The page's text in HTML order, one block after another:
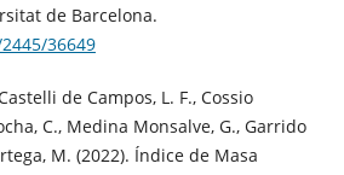
de Barcelona.
36649
de Campos, L. F., Cossio
C., Medina Monsalve, G., Garrido
M. (2022). Índice de Masa